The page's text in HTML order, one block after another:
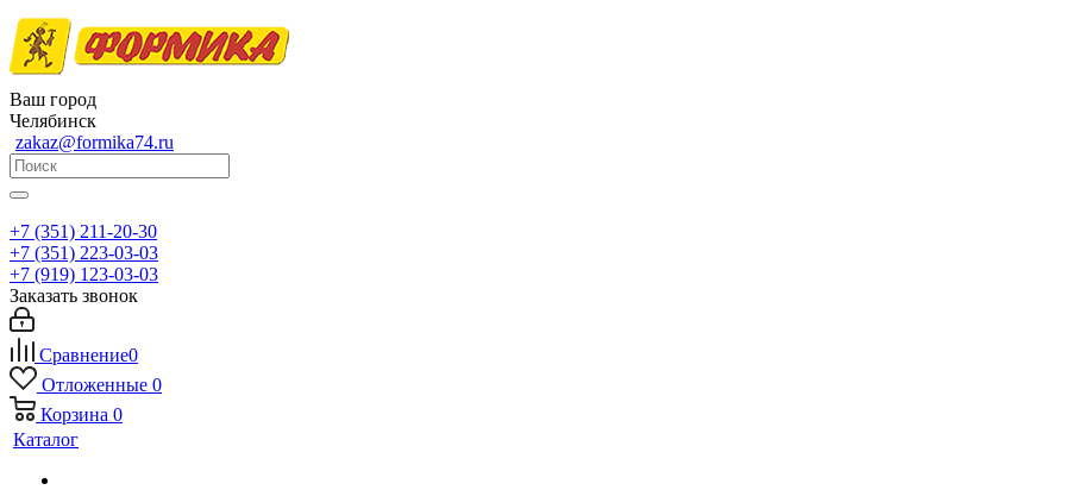
Ваш город
Челябинск
zakaz@formika74.ru
+7 (351) 211-20-30
+7 (351) 223-03-03
+7 (919) 123-03-03
Заказать звонок
Сравнение0
Отложенные 0
Корзина 0
Каталог